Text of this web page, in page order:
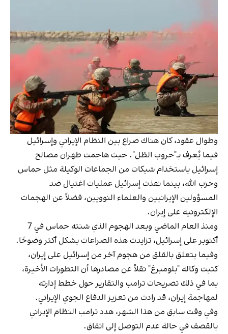
وطوال عقود، كان هناك صراع بين النظام الإيراني وإسرائيل
فيما يُعرف بـ"حروب الظل". حيث هاجمت طهران مصالح
إسرائيل باستخدام شبكات من الجماعات الوكيلة مثل حماس
وحزب الله، بينما نفذت إسرائيل عمليات اغتيال ضد
المسؤولين الإيرانيين والعلماء النوويين، فضلاً عن الهجمات
الإلكترونية على إيران.
ومنذ العام الماضي وبعد الهجوم الذي شنته حماس في 7
أكتوبر على إسرائيل، تزايدت هذه الصراعات بشكل أكثر وضوحًا.
وفيما يتعلق بالقلق من هجوم آخر من إسرائيل على إيران،
كتبت وكالة "بلومبرغ" نقلاً عن مصادرها أن التطورات الأخيرة،
بما في ذلك تصريحات ترامب والتقارير حول خطط إدارته
لمهاجمة إيران، قد زادت من تعزيز الدفاع الجوي الإيراني.
وفي وقت سابق من هذا الشهر، هدد ترامب النظام الإيراني
بالقصف في حالة عدم التوصل إلى اتفاق.